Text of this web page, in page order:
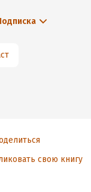
свою книгу